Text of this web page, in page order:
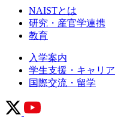
NAISTとは
研究・産官学連携
教育
入学案内
学生支援・キャリア
国際交流・留学